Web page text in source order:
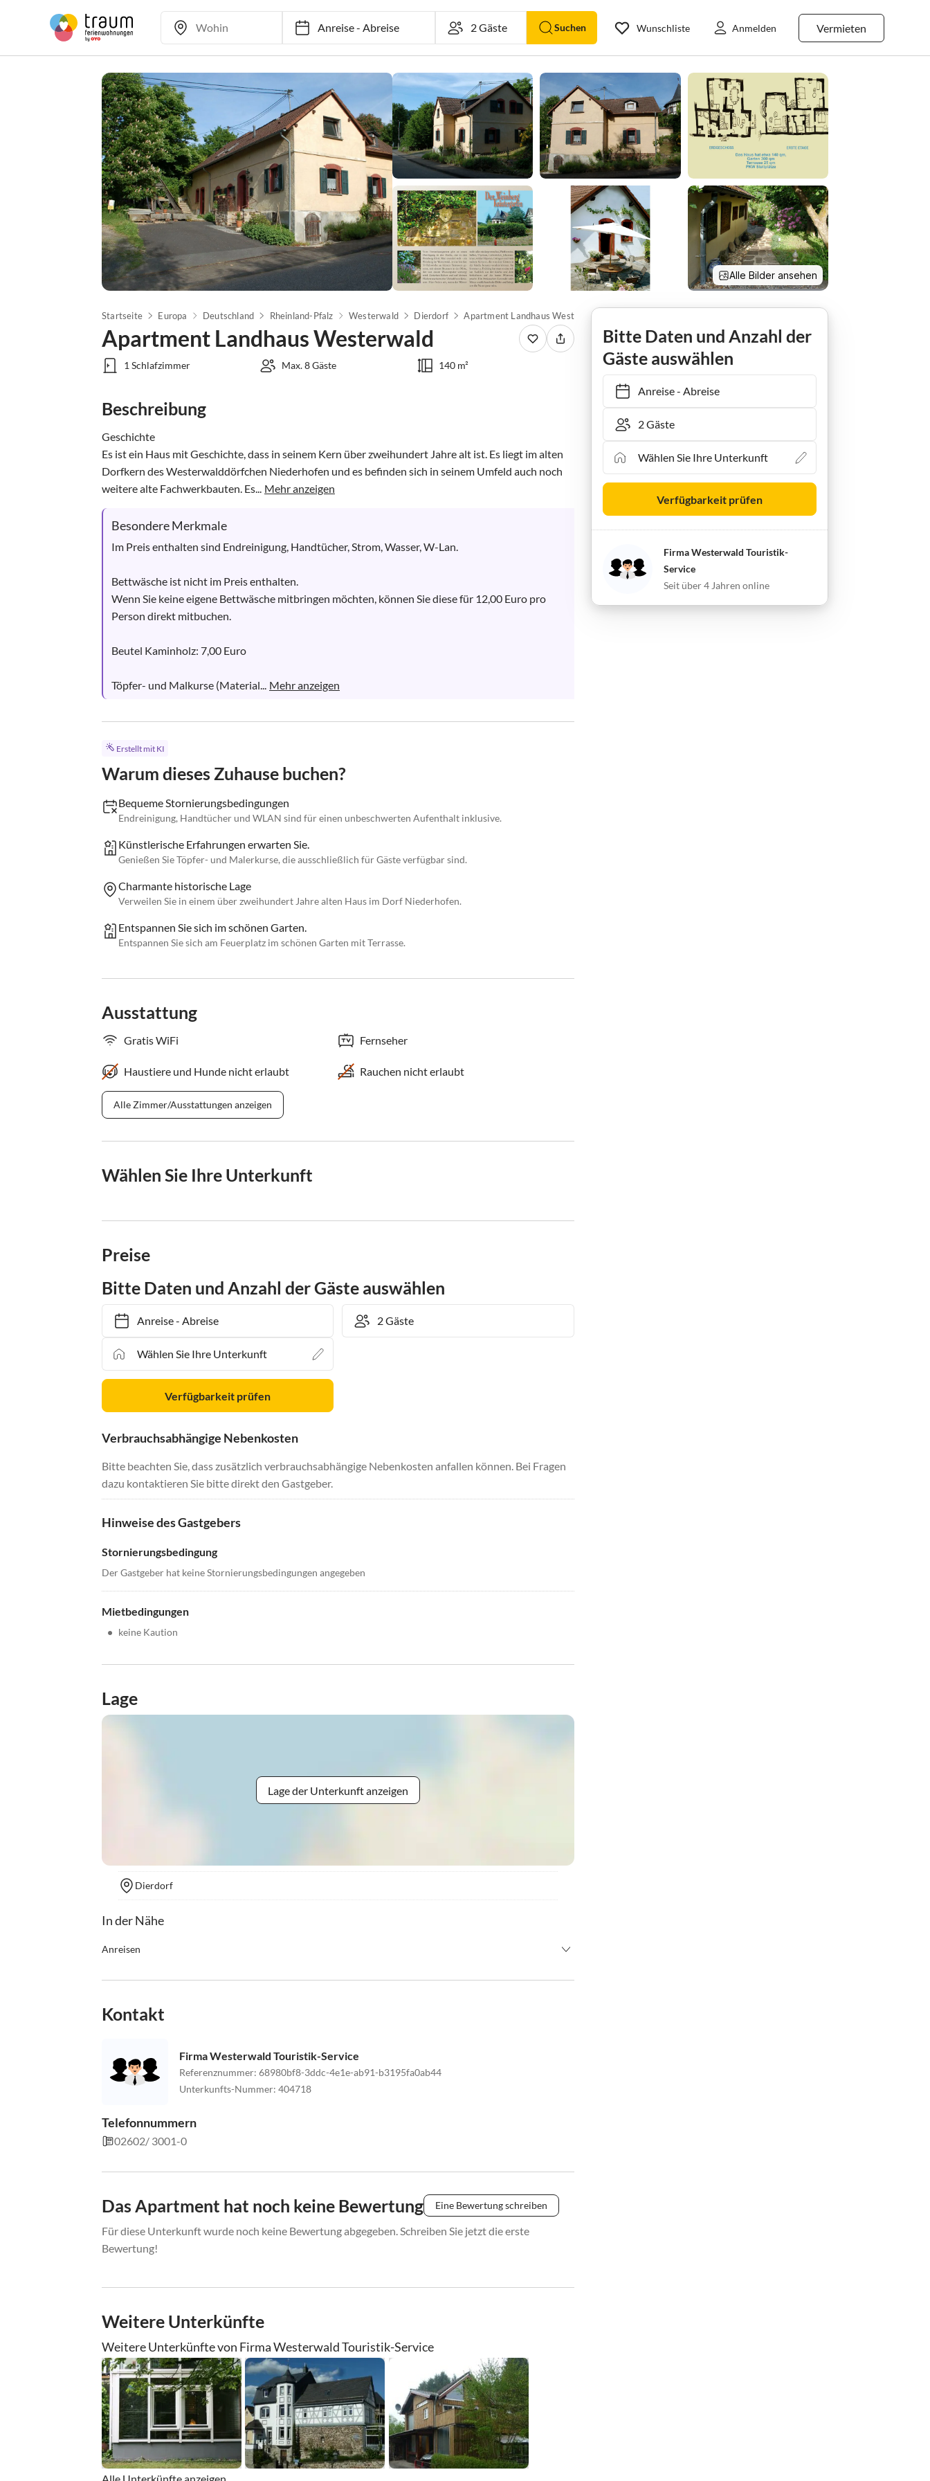
Anreise-Abreise Suchen Vermieten
Wunschliste Anmelden
Alle Bilder ansehen
Startseite Europa Deutschland Rheinland-Pfalz Westerwald Dierdorf Apartment Landhaus Westerwald
Apartment Landhaus Westerwald
1 Schlafzimmer Max. 8 Gäste 140 m²
Beschreibung
Geschichte
Es ist ein Haus mit Geschichte, dass in seinem Kern über zweihundert Jahre alt ist. Es liegt im alten
Dorfkern des Westerwalddörfchen Niederhofen und es befinden sich in seinem Umfeld auch noch
weitere alte Fachwerkbauten. Es... Mehr anzeigen
Besondere Merkmale
Im Preis enthalten sind Endreinigung, Handtücher, Strom, Wasser, W-Lan.
Bettwäsche ist nicht im Preis enthalten.
Wenn Sie keine eigene Bettwäsche mitbringen möchten, können Sie diese für 12,00 Euro pro
Person direkt mitbuchen.
Beutel Kaminholz: 7,00 Euro
Töpfer- und Malkurse (Material... Mehr anzeigen
Erstellt mit KI
Warum dieses Zuhause buchen?
Bequeme Stornierungsbedingungen
Endreinigung, Handtücher und WLAN sind für einen unbeschwerten Aufenthalt inklusive.
Künstlerische Erfahrungen erwarten Sie.
Genießen Sie Töpfer- und Malerkurse, die ausschließlich für Gäste verfügbar sind.
Charmante historische Lage
Verweilen Sie in einem über zweihundert Jahre alten Haus im Dorf Niederhofen.
Entspannen Sie sich im schönen Garten.
Entspannen Sie sich am Feuerplatz im schönen Garten mit Terrasse.
Ausstattung
Gratis WiFi Fernseher
Haustiere und Hunde nicht erlaubt Rauchen nicht erlaubt
Alle Zimmer/Ausstattungen anzeigen
Wählen Sie Ihre Unterkunft
Preise
Bitte Daten und Anzahl der Gäste auswählen
Anreise- Abreise
Verfügbarkeit prüfen
Verbrauchsabhängige Nebenkosten
Bitte beachten Sie, dass zusätzlich verbrauchsabhängige Nebenkosten anfallen können. Bei Fragen
dazu kontaktieren Sie bitte direkt den Gastgeber.
Hinweise des Gastgebers
Stornierungsbedingung
Der Gastgeber hat keine Stornierungsbedingungen angegeben
Mietbedingungen
• keine Kaution
Lage
Lage der Unterkunft anzeigen
Dierdorf
In der Nähe
Anreisen
Flughafen Köln oder Frankfurt ca. 1 Std.
Kontakt
Firma Westerwald Touristik-Service
Referenznummer: 68980bf8-3ddc-4e1e-ab91-b3195fa0ab44
Unterkunfts-Nummer: 404718
Telefonnummern
02602/ 3001-0
Das Apartment hat noch keine Bewertung Eine Bewertung schreiben
Für diese Unterkunft wurde noch keine Bewertung abgegeben. Schreiben Sie jetzt die erste
Bewertung!
Weitere Unterkünfte
Weitere Unterkünfte von Firma Westerwald Touristik-Service
Alle Unterkünfte anzeigen
Bitte Daten und Anzahl der
Gäste auswählen
Anreise- Abreise
Verfügbarkeit prüfen
Firma Westerwald Touristik-
Service
Seit über 4 Jahren online